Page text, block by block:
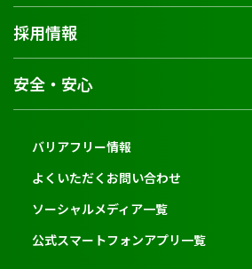
採用情報
安全・安心
バリアフリー情報
よくいただくお問い合わせ
ソーシャルメディア一覧
公式スマートフォンアプリ一覧